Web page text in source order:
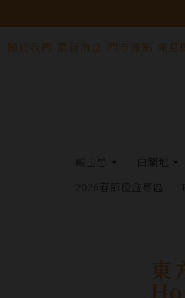
關於我們 最新消息 門市據點 常見
威士忌 白蘭地
2026春節禮盒專區
東